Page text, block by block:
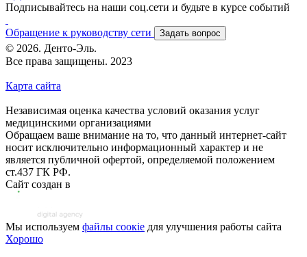
Подписывайтесь на наши соц.сети и будьте в курсе событий
Обращение к руководству сети Задать вопрос
© 2026. Денто-Эль.
Все права защищены. 2023
Карта сайта
Независимая оценка качества условий оказания услуг
медицинскими организациями
Обращаем ваше внимание на то, что данный интернет-сайт
носит исключительно информационный характер и не
является публичной офертой, определяемой положением
ст.437 ГК РФ.
Сайт создан в
Мы используем файлы соoкіе для улучшения работы сайта
Хорошо